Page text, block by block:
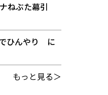
ねぶた幕引
ひんやり に
もっと見る＞